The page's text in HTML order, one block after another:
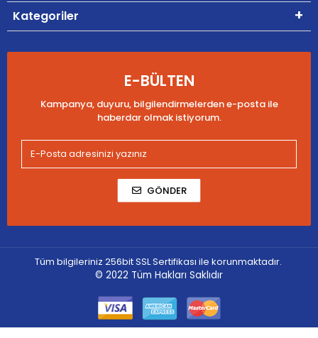
Kategoriler
E-BÜLTEN
Kampanya, duyuru, bilgilendirmelerden e-posta ile
haberdar olmak istiyorum.
GÖNDER
Tüm bilgileriniz 256bit SSL Sertifikası ile korunmaktadır.
© 2022 Tüm Hakları Saklıdır